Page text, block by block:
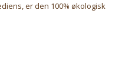
er den 100% økologisk